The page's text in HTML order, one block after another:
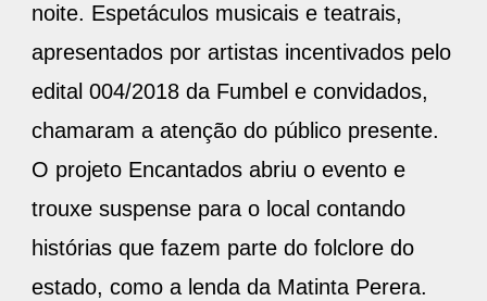
noite. Espetáculos musicais e teatrais,
apresentados por artistas incentivados pelo
edital 004/2018 da Fumbel e convidados,
chamaram a atenção do público presente.
O projeto Encantados abriu o evento e
trouxe suspense para o local contando
histórias que fazem parte do folclore do
estado, como a lenda da Matinta Perera.